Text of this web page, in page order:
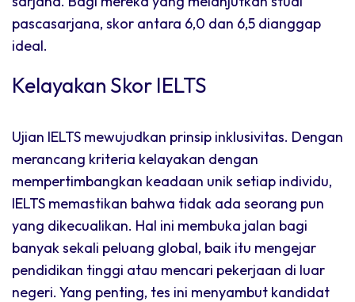
pascasarjana, skor antara 6,0 dan 6,5 dianggap
ideal.
Kelayakan Skor IELTS
Ujian IELTS mewujudkan prinsip inklusivitas. Dengan
merancang kriteria kelayakan dengan
mempertimbangkan keadaan unik setiap individu,
IELTS memastikan bahwa tidak ada seorang pun
yang dikecualikan. Hal ini membuka jalan bagi
banyak sekali peluang global, baik itu mengejar
pendidikan tinggi atau mencari pekerjaan di luar
negeri. Yang penting, tes ini menyambut kandidat